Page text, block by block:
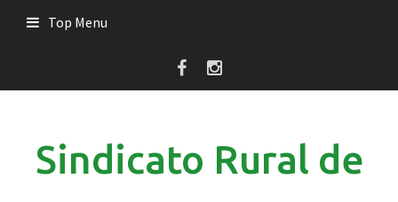
Top Menu
Sindicato Rural de